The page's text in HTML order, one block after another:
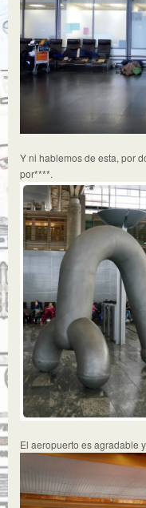
Y ni hablemos de esta, por
por****.
El aeropuerto es agradable